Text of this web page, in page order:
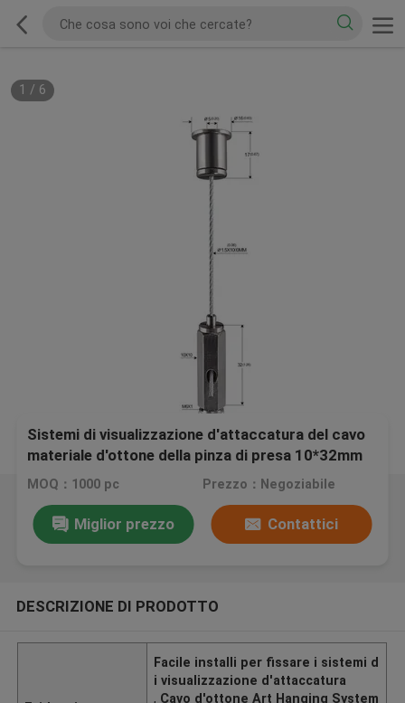
1 / 6
Sistemi di visualizzazione d'attaccatura del cavo
materiale d'ottone della pinza di presa 10*32mm
di esagono YW86468
MOQ：1000 pc Prezzo：Negoziabile
Miglior prezzo Contattici
DESCRIZIONE DI PRODOTTO
Facile installi per fissare i sistemi d
i visualizzazione d'attaccatura
, Cavo d'ottone Art Hanging System